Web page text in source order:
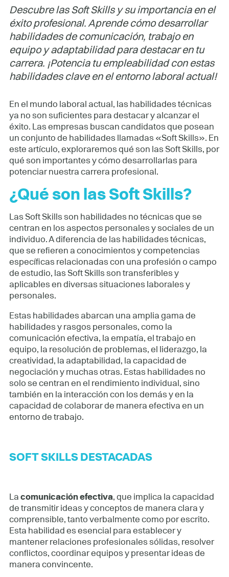
Descubre las Soft Skills y su importancia en el
éxito profesional. Aprende cómo desarrollar
habilidades de comunicación, trabajo en
equipo y adaptabilidad para destacar en tu
carrera. ¡Potencia tu empleabilidad con estas
habilidades clave en el entorno laboral actual!
En el mundo laboral actual, las habilidades técnicas
ya no son suficientes para destacar y alcanzar el
éxito. Las empresas buscan candidatos que posean
un conjunto de habilidades llamadas «Soft Skills». En
este artículo, exploraremos qué son las Soft Skills, por
qué son importantes y cómo desarrollarlas para
potenciar nuestra carrera profesional.
¿Qué son las Soft Skills?
Las Soft Skills son habilidades no técnicas que se
centran en los aspectos personales y sociales de un
individuo. A diferencia de las habilidades técnicas,
que se refieren a conocimientos y competencias
específicas relacionadas con una profesión o campo
de estudio, las Soft Skills son transferibles y
aplicables en diversas situaciones laborales y
personales.
Estas habilidades abarcan una amplia gama de
habilidades y rasgos personales, como la
comunicación efectiva, la empatía, el trabajo en
equipo, la resolución de problemas, el liderazgo, la
creatividad, la adaptabilidad, la capacidad de
negociación y muchas otras. Estas habilidades no
solo se centran en el rendimiento individual, sino
también en la interacción con los demás y en la
capacidad de colaborar de manera efectiva en un
entorno de trabajo.
SOFT SKILLS DESTACADAS
La comunicación efectiva, que implica la capacidad
de transmitir ideas y conceptos de manera clara y
comprensible, tanto verbalmente como por escrito.
Esta habilidad es esencial para establecer y
mantener relaciones profesionales sólidas, resolver
conflictos, coordinar equipos y presentar ideas de
manera convincente.